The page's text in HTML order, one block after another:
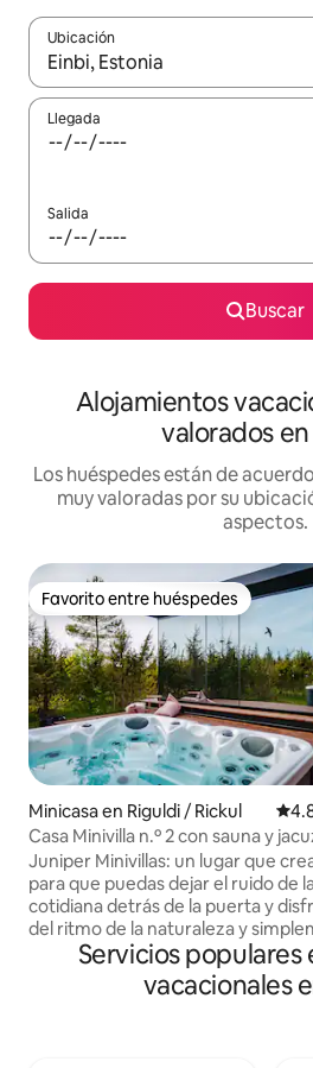
Ubicación
Cuando los resultados estén
Llegada
Salida
Buscar
Alojamientos
valorados en
Los huéspedes están de
muy valoradas por su
aspectos.
Favorito entre huéspedes
Favorito entre huéspedes
Minicasa en Riguldi / Rickul
Casa Minivilla n.º 2 con sauna y
Juniper Minivillas: un lugar que
para que puedas dejar el ruido de
cotidiana detrás de la puerta y
del ritmo de la naturaleza y
estar presente. Aquí puedes
viento en los enebros y ver cómo
cambia de color por la noche. La
Servicios populares
vacacionales